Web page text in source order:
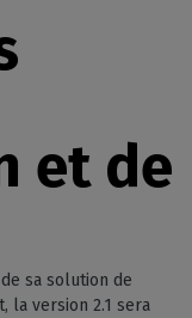
et de
sa solution de
la version 2.1 sera